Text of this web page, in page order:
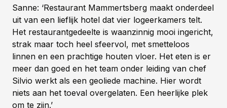
Sanne: ‘Restaurant Mammertsberg maakt onderdeel
uit van een lieflijk hotel dat vier logeerkamers telt.
Het restaurantgedeelte is waanzinnig mooi ingericht,
strak maar toch heel sfeervol, met smetteloos
linnen en een prachtige houten vloer. Het eten is er
meer dan goed en het team onder leiding van chef
Silvio werkt als een geoliede machine. Hier wordt
niets aan het toeval overgelaten. Een heerlijke plek
om te zijn.’